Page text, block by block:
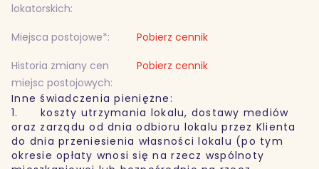
lokatorskich:
Miejsca postojowe*:
Pobierz cennik
Historia zmiany cen
miejsc postojowych:
Pobierz cennik
Inne świadczenia pieniężne:
1. koszty utrzymania lokalu, dostawy mediów
oraz zarządu od dnia odbioru lokalu przez Klienta
do dnia przeniesienia własności lokalu (po tym
okresie opłaty wnosi się na rzecz wspólnoty